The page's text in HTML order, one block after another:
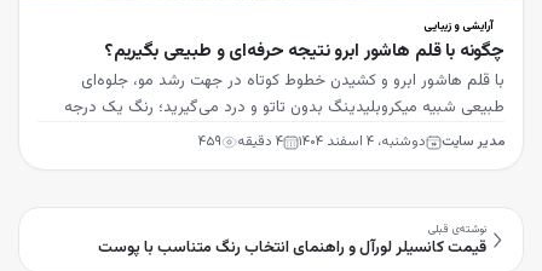
آرایشی و زیبایی
چگونه با قلم هاشور ابرو نتیجه حرفه‌ای و طبیعی بگیریم؟
با قلم هاشور ابرو و کشیدن خطوط کوتاه در جهت رشد مو، جلوه‌ای
طبیعی شبیه میکروبلیدینگ بدون تاتو و درد می‌گیرید؛ رنگ یک درجه
روشن‌تر از مو را انتخاب کنید.
مدیر سایت دوشنبه، ۴ اسفند ۱۴۰۴ ۴ دقیقه ۴۵۹
نوشته‌ی قبلی
قیمت کانسیلر لورآل و راهنمای انتخاب رنگ متناسب با پوست